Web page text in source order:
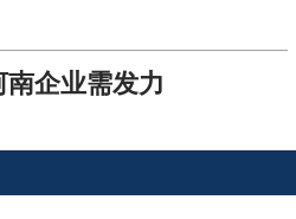
企业需发力